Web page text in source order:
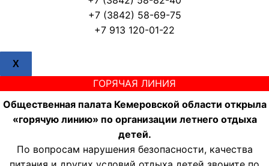
+7 (3842) 58-69-75
+7 913 120-01-22
X
ГОРЯЧАЯ ЛИНИЯ
Общественная палата Кемеровской области открыла
«горячую линию» по организации летнего отдыха
детей.
По вопросам нарушения безопасности, качества